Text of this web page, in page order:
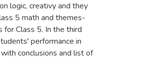
logic, creativy and they
5 math and themes-
Class 5. In the third
performance in
conclusions and list of